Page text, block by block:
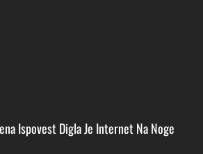
Ispovest Digla Je Internet Na Noge